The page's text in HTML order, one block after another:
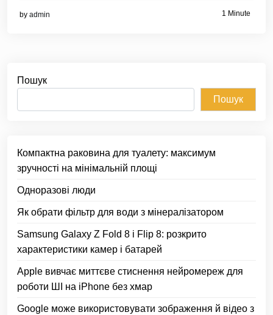
by admin 1 Minute
Пошук
Пошук
Компактна раковина для туалету: максимум
зручності на мінімальній площі
Одноразові люди
Як обрати фільтр для води з мінералізатором
Samsung Galaxy Z Fold 8 і Flip 8: розкрито
характеристики камер і батарей
Apple вивчає миттєве стиснення нейромереж для
роботи ШІ на iPhone без хмар
Google може використовувати зображення й відео з